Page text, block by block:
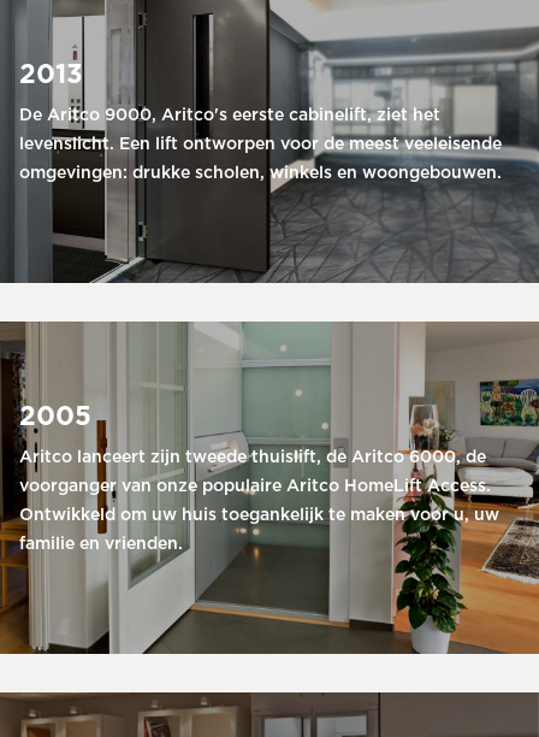
2013
De Aritco 9000, Aritco's eerste cabinelift, ziet het
levenslicht. Een lift ontworpen voor de meest veeleisende
omgevingen: drukke scholen, winkels en woongebouwen.
2005
Aritco lanceert zijn tweede thuislift, de Aritco 6000, de
voorganger van onze populaire Aritco HomeLift Access.
Ontwikkeld om uw huis toegankelijk te maken voor u, uw
familie en vrienden.